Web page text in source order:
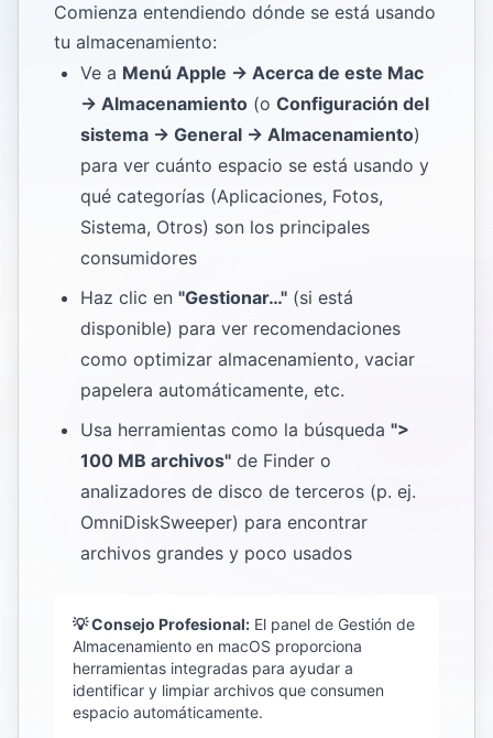
Comienza entendiendo dónde se está usando
tu almacenamiento:
Ve a Menú Apple → Acerca de este Mac
→ Almacenamiento (o Configuración del
sistema → General → Almacenamiento)
para ver cuánto espacio se está usando y
qué categorías (Aplicaciones, Fotos,
Sistema, Otros) son los principales
consumidores
Haz clic en "Gestionar…" (si está
disponible) para ver recomendaciones
como optimizar almacenamiento, vaciar
papelera automáticamente, etc.
Usa herramientas como la búsqueda ">
100 MB archivos" de Finder o
analizadores de disco de terceros (p. ej.
OmniDiskSweeper) para encontrar
archivos grandes y poco usados
💡 Consejo Profesional: El panel de Gestión de
Almacenamiento en macOS proporciona
herramientas integradas para ayudar a
identificar y limpiar archivos que consumen
espacio automáticamente.